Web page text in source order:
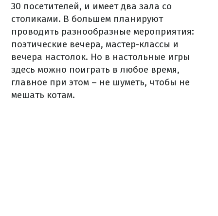
30 посетителей, и имеет два зала со
столиками. В большем планируют
проводить разнообразные мероприятия:
поэтические вечера, мастер-классы и
вечера настолок. Но в настольные игры
здесь можно поиграть в любое время,
главное при этом – не шуметь, чтобы не
мешать котам.